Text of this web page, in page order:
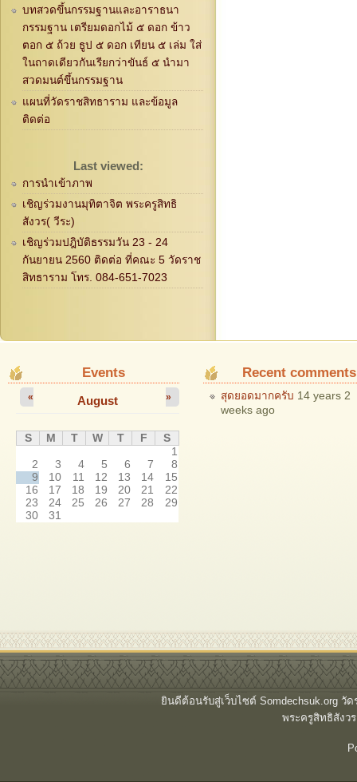
บทสวดขึ้นกรรมฐานและอาราธนา
กรรมฐาน เตรียมดอกไม้ ๕ ดอก ข้าว
ตอก ๕ ถ้วย ธูป ๕ ดอก เทียน ๕ เล่ม ใส่
ในถาดเดียวกันเรียกว่าขันธ์ ๕ นำมา
สวดมนต์ขึ้นกรรมฐาน
แผนที่วัดราชสิทธาราม และข้อมูล
ติดต่อ
Last viewed:
การนำเข้าภาพ
เชิญร่วมงานมุทิตาจิต พระครูสิทธิ
สังวร( วีระ)
เชิญร่วมปฎิบัติธรรมวัน 23 - 24
กันยายน 2560 ติดต่อ ที่คณะ 5 วัดราช
สิทธาราม โทร. 084-651-7023
Events
August
« »
S M T W T F
S
1
2
3 4 5 6 7
8
9
10 11 12 13 14
15
16
17 18 19 20 21
22
23
24 25 26 27 28
29
30
31
Recent comments
สุดยอดมากครับ 14 years 2
weeks ago
ยินดีต้อนรับสู่เว็บไซต์ Somdechsuk.org วั
พระครูสิทธิสัง